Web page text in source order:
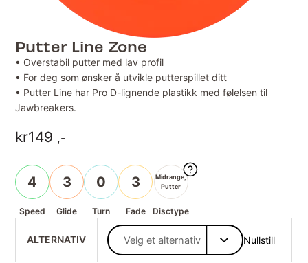
Putter Line Zone
• Overstabil putter med lav profil
• For deg som ønsker å utvikle putterspillet ditt
• Putter Line har Pro D-lignende plastikk med følelsen til
Jawbreakers.
kr149 ,-
4
Speed
3
Glide
0
Turn
3
Fade
Midrange,
Putter
Disctype
ALTERNATIV Nullstill